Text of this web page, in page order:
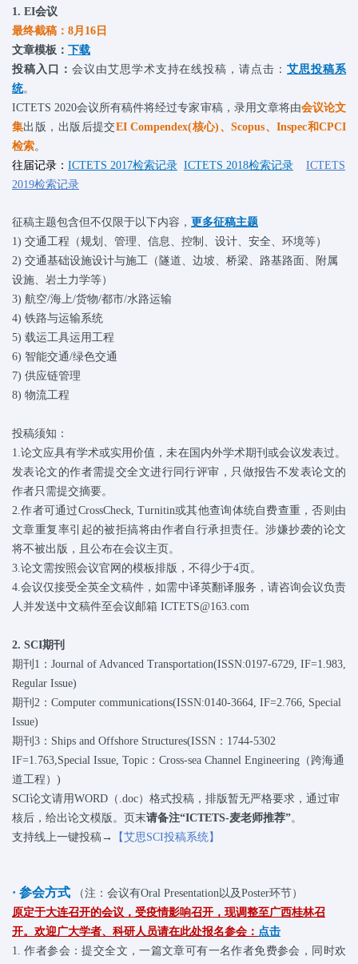
1. EI会议
最终截稿：8月16日
文章模板： 下载
投稿入口： 会议由艾思学术支持在线投稿，请点击：艾思投稿系
统。
ICTETS 2020会议所有稿件将经过专家审稿，录用文章将由会议论文
集出版，出版后提交EI Compendex(核心)、Scopus、Inspec和CPCI
检索。
往届记录： ICTETS 2017检索记录 ICTETS 2018检索记录
ICTETS
2019检索记录
征稿主题包含但不仅限于以下内容， 更多征稿主题
1) 交通工程（规划、管理、信息、控制、设计、安全、环境等）
2) 交通基础设施设计与施工（隧道、边坡、桥梁、路基路面、附属
设施、岩土力学等）
3) 航空/海上/货物/都市/水路运输
4) 铁路与运输系统
5) 载运工具运用工程
6) 智能交通/绿色交通
7) 供应链管理
8) 物流工程
投稿须知：
1.论文应具有学术或实用价值，未在国内外学术期刊或会议发表过。
发表论文的作者需提交全文进行同行评审，只做报告不发表论文的
作者只需提交摘要。
2.作者可通过CrossCheck, Turnitin或其他查询体统自费查重，否则由
文章重复率引起的被拒搞将由作者自行承担责任。涉嫌抄袭的论文
将不被出版，且公布在会议主页。
3.论文需按照会议官网的模板排版，不得少于4页。
4.会议仅接受全英全文稿件，如需中译英翻译服务，请咨询会议负责
人并发送中文稿件至会议邮箱 ICTETS@163.com
2. SCI期刊
期刊1：Journal of Advanced Transportation(ISSN:0197-6729, IF=1.983,
Regular Issue)
期刊2：Computer communications(ISSN:0140-3664, IF=2.766, Special
Issue)
期刊3：Ships and Offshore Structures(ISSN：1744-5302
IF=1.763,Special Issue, Topic：Cross-sea Channel Engineering（跨海通
道工程）)
SCI论文请用WORD（.doc）格式投稿，排版暂无严格要求，通过审
核后，给出论文模版。页末请备注“ICTETS-麦老师推荐”。
支持线上一键投稿→
【艾思SCI投稿系统】
· 参会方式
（注：会议有Oral Presentation以及Poster环节）
原定于大连召开的会议，受疫情影响召开，现调整至广西桂林召
开。欢迎广大学者、科研人员请在此处报名参会： 点击
1. 作者参会：提交全文，一篇文章可有一名作者免费参会，同时欢